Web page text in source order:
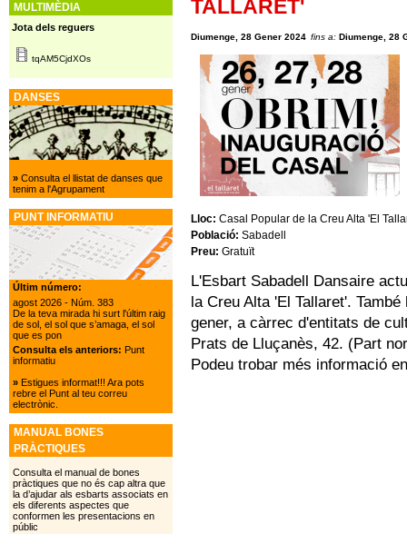
TALLARET'
Diumenge, 28 Gener 2024 fins a: Diumenge, 28
Lloc: Casal Popular de la Creu Alta 'El
Població: Sabadell
Preu: Gratuït
L'Esbart Sabadell Dansaire
la Creu Alta 'El Tallaret'.
gener, a càrrec d'entitats de
Prats de Lluçanès, 42. (Part
Podeu trobar més informació
MULTIMÈDIA
Jota dels reguers
tqAM5CjdXOs
DANSES
»Consulta el llistat de danses que
tenim a l'Agrupament
PUNT INFORMATIU
Últim número:
agost 2026 - Núm. 383
De la teva mirada hi surt l'últim raig
de sol, el sol que s’amaga, el sol
que es pon
Consulta els anteriors: Punt
informatiu
»Estigues informat!!! Ara pots
rebre el Punt al teu correu
electrònic.
MANUAL BONES
PRÀCTIQUES
Consulta el manual de bones
pràctiques que no és cap altra que
la d’ajudar als esbarts associats en
els diferents aspectes que
conformen les presentacions en
públic